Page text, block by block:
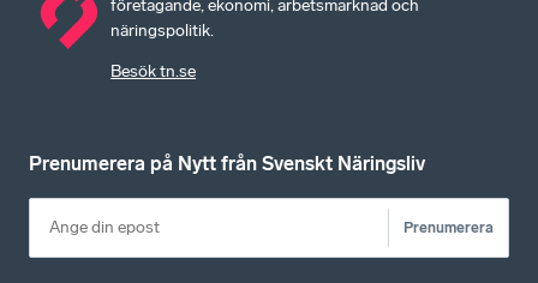
företagande, ekonomi, arbetsmarknad och
näringspolitik.
Besök tn.se
Prenumerera på Nytt från Svenskt Näringsliv
Prenumerera